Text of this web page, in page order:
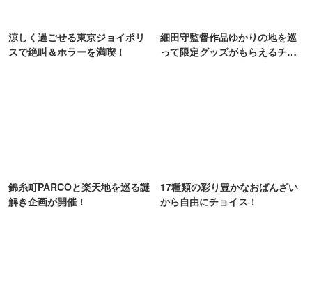
涼しく過ごせる東京ジョイポリ
スで絶叫＆ホラーを満喫！
細田守監督作品ゆかりの地を巡
って限定グッズがもらえるチャ
錦糸町PARCOと楽天地を巡る謎
解き企画が開催！
17種類の彩り豊かなおばんざい
から自由にチョイス！